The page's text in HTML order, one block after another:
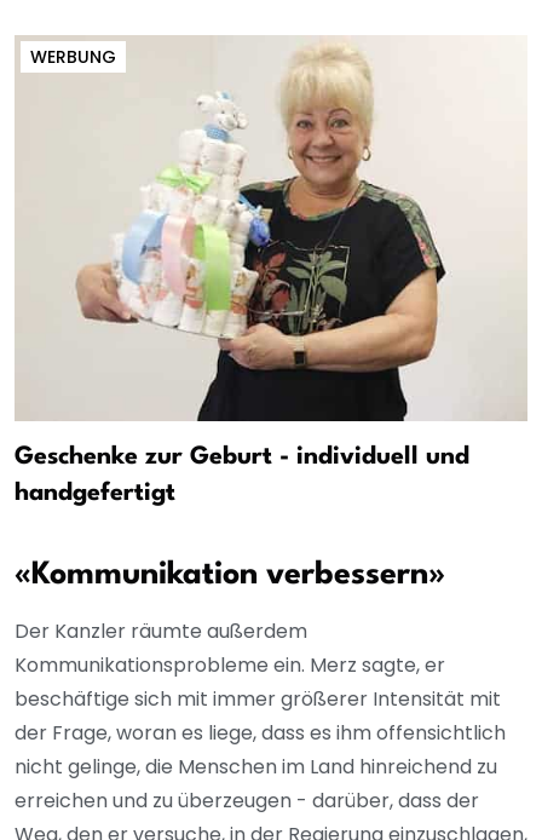
WERBUNG
Geschenke zur Geburt - individuell und
handgefertigt
«Kommunikation verbessern»
Der Kanzler räumte außerdem
Kommunikationsprobleme ein. Merz sagte, er
beschäftige sich mit immer größerer Intensität mit
der Frage, woran es liege, dass es ihm offensichtlich
nicht gelinge, die Menschen im Land hinreichend zu
erreichen und zu überzeugen - darüber, dass der
Weg, den er versuche, in der Regierung einzuschlagen,